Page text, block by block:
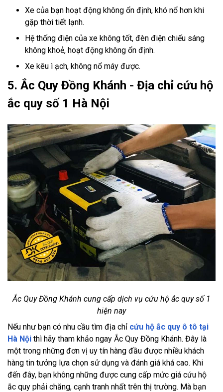
Xe của bạn hoạt động không ổn định, khó nổ hơn khi
gặp thời tiết lạnh.
Hệ thống điện của xe không tốt, đèn điện chiếu sáng
không khoẻ, hoạt động không ổn định.
Xe kêu ì ạch, không nổ máy được.
5. Ắc Quy Đồng Khánh - Địa chỉ cứu hộ
ắc quy số 1 Hà Nội
Ắc Quy Đồng Khánh cung cấp dịch vụ cứu hộ ắc quy số 1
hiện nay
Nếu như bạn có nhu cầu tìm địa chỉ cứu hộ ắc quy ô tô tại
Hà Nội thì hãy tham khảo ngay Ắc Quy Đồng Khánh. Đây là
một trong những đơn vị uy tín hàng đầu được nhiều khách
hàng tin tưởng lựa chọn sử dụng và đánh giá khá cao. Khi
đến đây, bạn không những được cung cấp mức giá cứu hộ
ắc quy phải chăng, cạnh tranh nhất trên thị trường. Mà bạn